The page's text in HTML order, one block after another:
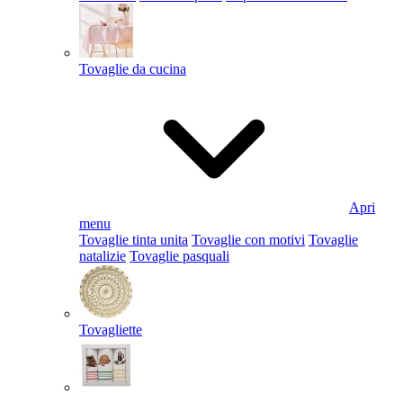
Tovaglie da cucina
Apri
menu
Tovaglie tinta unita Tovaglie con motivi Tovaglie
natalizie Tovaglie pasquali
Tovagliette